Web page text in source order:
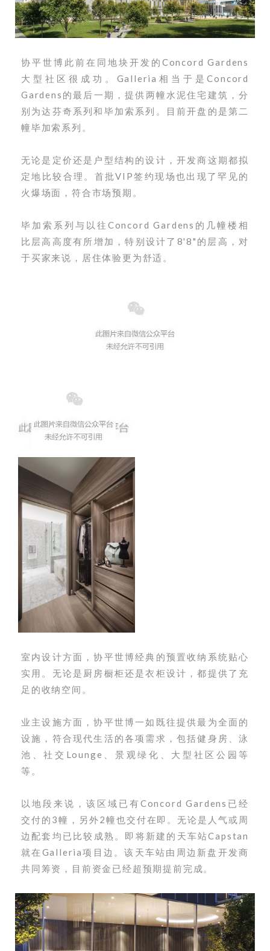
协平世博此前在同地块开发的Concord Gardens
大型社区很成功。Galleria相当于是Concord
Gardens的最后一期，提供两幢水泥住宅建筑，分
别为达芬奇系列和毕加索系列。目前开盘的是第二
幢毕加索系列。
无论是定价还是户型结构的设计，开发商这期都拟
定地比较合理。首批VIP签约现场也出现了罕见的
火爆场面，符合市场预期。
毕加索系列与以往Concord Gardens的几幢楼相
比层高高度有所增加，特别设计了8'8"的层高，对
于买家来说，居住体验更为舒适。
室内设计方面，协平世博经典的预置收纳系统贴心
实用。无论是厨房橱柜还是衣柜设计，都提供了充
足的收纳空间。
业主设施方面，协平世博一如既往提供最为全面的
设施，符合现代生活的各项需求，包括健身房、泳
池、社交Lounge、景观绿化、大型社区公园等
等。
以地段来说，该区域已有Concord Gardens已经
交付的3幢，另外2幢也交付在即。无论是人气或周
边配套均已比较成熟。即将新建的天车站Capstan
就在Galleria项目边。该天车站由周边新盘开发商
共同筹资，目前资金已经超预期提前完成。